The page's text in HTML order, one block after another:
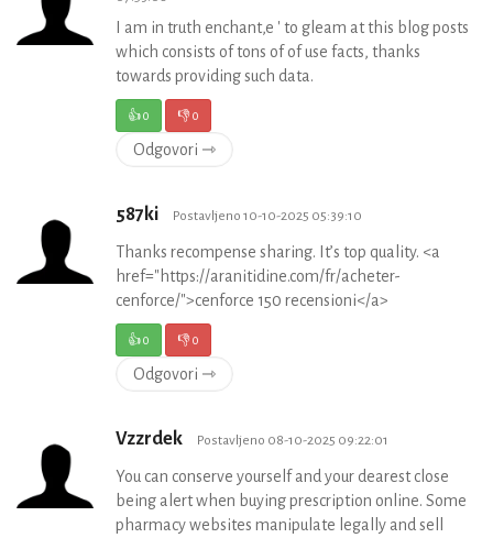
I am in truth enchant‚e ' to gleam at this blog posts
which consists of tons of of use facts, thanks
towards providing such data.
👍0 👎0
Odgovori ⇾
587ki Postavljeno 10-10-2025 05:39:10
Thanks recompense sharing. It’s top quality. <a
href="https://aranitidine.com/fr/acheter-
cenforce/">cenforce 150 recensioni</a>
👍0 👎0
Odgovori ⇾
Vzzrdek Postavljeno 08-10-2025 09:22:01
You can conserve yourself and your dearest close
being alert when buying prescription online. Some
pharmacy websites manipulate legally and sell